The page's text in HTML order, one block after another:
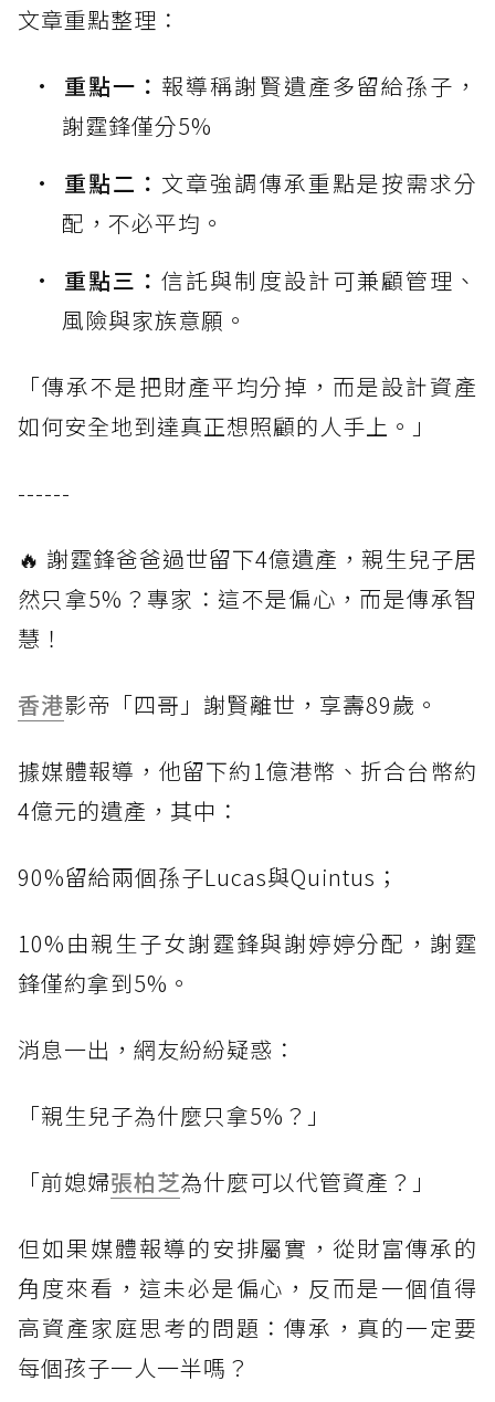
文章重點整理：
重點一： 報導稱謝賢遺產多留給孫子，
謝霆鋒僅分5%
重點二： 文章強調傳承重點是按需求分
配，不必平均。
重點三：信託與制度設計可兼顧管理、
風險與家族意願。
「傳承不是把財產平均分掉，而是設計資產
如何安全地到達真正想照顧的人手上。」
------
🔥 謝霆鋒爸爸過世留下4億遺產，親生兒子居
然只拿5%？專家：這不是偏心，而是傳承智
慧！
香港影帝「四哥」謝賢離世，享壽89歲。
據媒體報導，他留下約1億港幣、折合台幣約
4億元的遺產，其中：
90%留給兩個孫子Lucas與Quintus；
10%由親生子女謝霆鋒與謝婷婷分配，謝霆
鋒僅約拿到5%。
消息一出，網友紛紛疑惑：
「親生兒子為什麼只拿5%？」
「前媳婦張柏芝為什麼可以代管資產？」
但如果媒體報導的安排屬實，從財富傳承的
角度來看，這未必是偏心，反而是一個值得
高資產家庭思考的問題：傳承，真的一定要
每個孩子一人一半嗎？